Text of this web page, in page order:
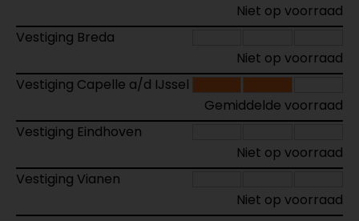
Niet op voorraad
Vestiging Breda
Niet op voorraad
Vestiging Capelle a/d IJssel
Gemiddelde voorraad
Vestiging Eindhoven
Niet op voorraad
Vestiging Vianen
Niet op voorraad